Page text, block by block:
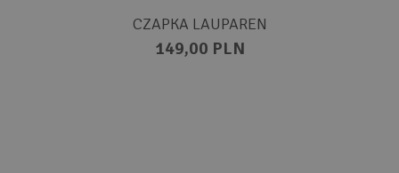
CZAPKA LAUPAREN
149,00 PLN